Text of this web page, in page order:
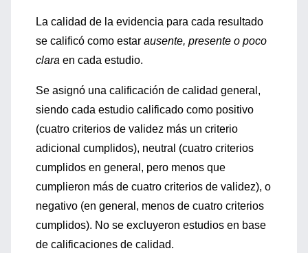
La calidad de la evidencia para cada resultado
se calificó como estar ausente, presente o poco
clara en cada estudio.
Se asignó una calificación de calidad general,
siendo cada estudio calificado como positivo
(cuatro criterios de validez más un criterio
adicional cumplidos), neutral (cuatro criterios
cumplidos en general, pero menos que
cumplieron más de cuatro criterios de validez), o
negativo (en general, menos de cuatro criterios
cumplidos). No se excluyeron estudios en base
de calificaciones de calidad.